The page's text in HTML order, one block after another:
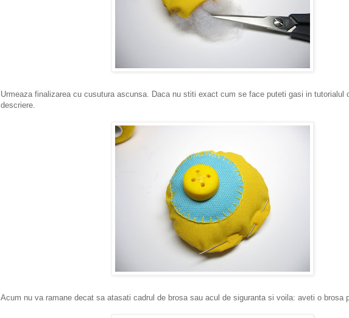
Urmeaza finalizarea cu cusutura ascunsa. Daca nu stiti exact cum se face puteti gasi in tutorialul
descriere.
Acum nu va ramane decat sa atasati cadrul de brosa sau acul de siguranta si voila: aveti o brosa